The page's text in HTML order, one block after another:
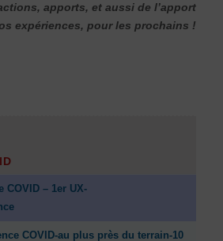
apports, et aussi de l’apport
expériences, pour les prochains !
COVID – 1er UX-
COVID-au plus près du terrain-10